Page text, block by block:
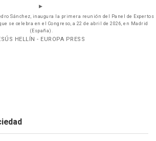
Sánchez, inaugura la primera reunión del Panel de Expertos
se celebra en el Congreso, a 22 de abril de 2026, en Madrid
(España).
HELLÍN - EUROPA PRESS